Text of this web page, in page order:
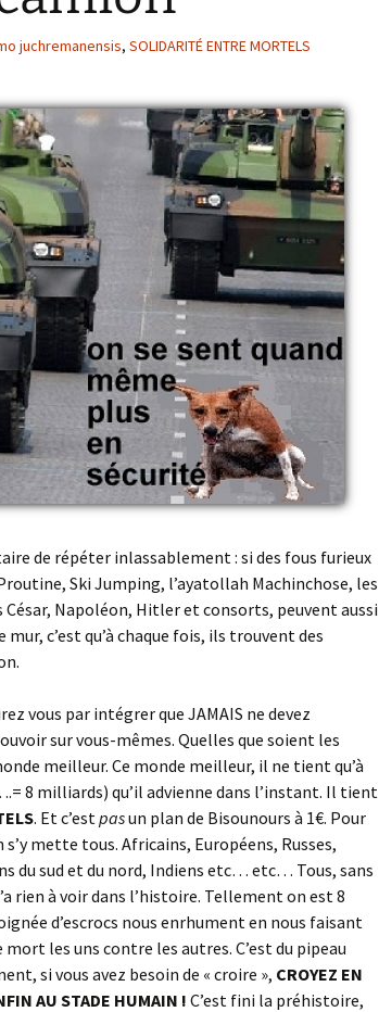
juchremanensis, SOLIDARITÉ ENTRE MORTELS
de répéter inlassablement : si des fous furieux
Ski Jumping, l’ayatollah Machinchose, les
César, Napoléon, Hitler et consorts, peuvent aussi
c’est qu’à chaque fois, ils trouvent des
vous par intégrer que JAMAIS ne devez
sur vous-mêmes. Quelles que soient les
meilleur. Ce monde meilleur, il ne tient qu’à
8 milliards) qu’il advienne dans l’instant. Il tient
. Et c’estpasun plan de Bisounours à 1€. Pour
mette tous. Africains, Européens, Russes,
du sud et du nord, Indiens etc… etc… Tous, sans
rien à voir dans l’histoire. Tellement on est 8
d’escrocs nous enrhument en nous faisant
les uns contre les autres. C’est du pipeau
si vous avez besoin de « croire », CROYEZ EN
AU STADE HUMAIN ! C’est fini la préhistoire,